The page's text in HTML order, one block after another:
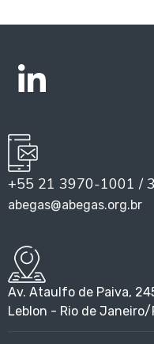
+55 21 3970-1001 /
abegas@abegas.org.br
Av. Ataulfo de Paiva,
Leblon - Rio de Janeiro/